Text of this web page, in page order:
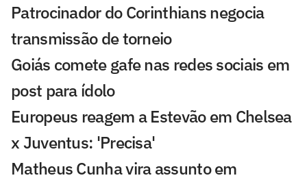
Patrocinador do Corinthians negocia
transmissão de torneio
Goiás comete gafe nas redes sociais em
post para ídolo
Europeus reagem a Estevão em Chelsea
x Juventus: 'Precisa'
Matheus Cunha vira assunto em